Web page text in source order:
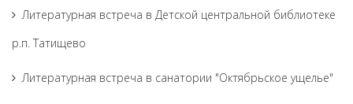
Литературная встреча в Детской центральной библиотеке
р.п. Татищево
Литературная встреча в санатории "Октябрьское ущелье"